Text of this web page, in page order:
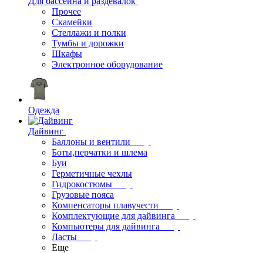
Прочее
Скамейки
Стеллажи и полки
Тумбы и дорожки
Шкафы
Электронное оборудование
Одежда
Дайвинг
Баллоны и вентили
Боты,перчатки и шлема
Буи
Герметичные чехлы
Гидрокостюмы
Грузовые пояса
Компенсаторы плавучести
Комплектующие для дайвинга
Компьютеры для дайвинга
Ласты
Еще